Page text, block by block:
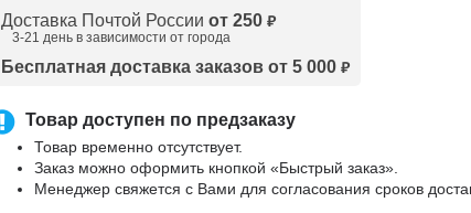
Доставка Почтой России от 250 ₽
3-21 день в зависимости от города
Бесплатная доставка заказов от 5 000₽
Товар доступен по предзаказу
Товар временно отсутствует.
Заказ можно оформить кнопкой «Быстрый заказ».
Менеджер свяжется с Вами для согласования сроков